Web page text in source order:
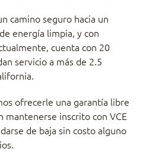
camino seguro hacia un
energía limpia, y con
cuenta con 20
servicio a más de 2.5
ofrecerle una garantía libre
mantenerse inscrito con VCE
de baja sin costo alguno